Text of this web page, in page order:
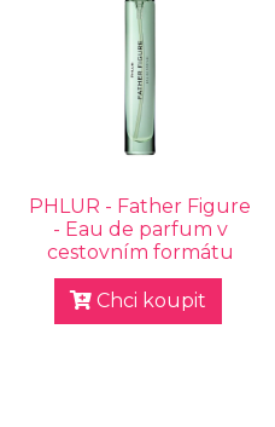
PHLUR - Father Figure
- Eau de parfum v
cestovním formátu
Chci koupit